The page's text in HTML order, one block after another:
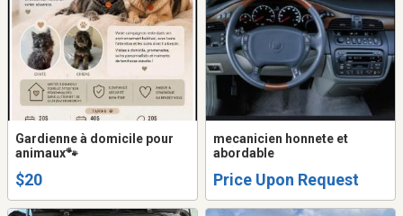
Gardienne à domicile pour
animaux🐾
$20
mecanicien honnete et
abordable
Price Upon Request